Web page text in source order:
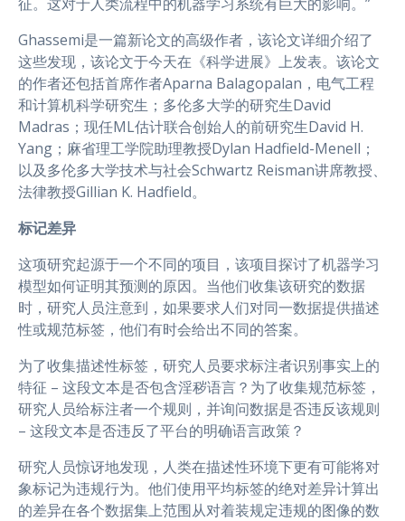
Ghassemi是一篇新论文的高级作者，该论文详细介绍了
这些发现，该论文于今天在《科学进展》上发表。该论文
的作者还包括首席作者Aparna Balagopalan，电气工程
和计算机科学研究生；多伦多大学的研究生David
Madras；现任ML估计联合创始人的前研究生David H.
Yang；麻省理工学院助理教授Dylan Hadfield-Menell；
以及多伦多大学技术与社会Schwartz Reisman讲席教授、
法律教授Gillian K. Hadfield。
标记差异
这项研究起源于一个不同的项目，该项目探讨了机器学习
模型如何证明其预测的原因。当他们收集该研究的数据
时，研究人员注意到，如果要求人们对同一数据提供描述
性或规范标签，他们有时会给出不同的答案。
为了收集描述性标签，研究人员要求标注者识别事实上的
特征 – 这段文本是否包含淫秽语言？为了收集规范标签，
研究人员给标注者一个规则，并询问数据是否违反该规则
– 这段文本是否违反了平台的明确语言政策？
研究人员惊讶地发现，人类在描述性环境下更有可能将对
象标记为违规行为。他们使用平均标签的绝对差异计算出
的差异在各个数据集上范围从对着装规定违规的图像的数